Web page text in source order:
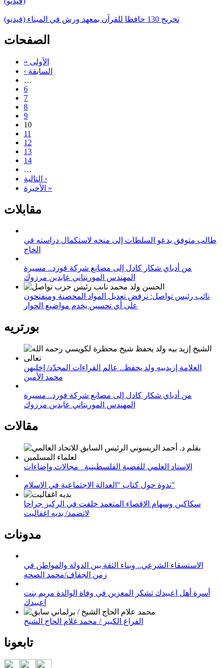
تخريج 130 حافظا للقرآن بمعهد ورش في الميناء (فيديو)
الصفحات
« الأولى
‹ السابقة
…
6
7
8
9
10
11
12
13
14
…
التالية ›
الأخيرة »
مقابلات
طالب متوفق يدعو السلطات إلى منحه لاستكمال دراسته في
الخاج
من أدباي شكار كادل إلى مصانع شركة فورد.. مسيرة
المهندس الموريتاني عابدين مرزوك
نائب رئيس تواصل: نرفض تعديل المواد المحصنة ومنفتحون
على أي تحسين يخدم مواضيع الحوار
بورتريه
العلامة إزيدبيه ولد يحفظ.. عالم القراءات المجدّد/ إخليهن
محمد الأمين
من أدباي شكار كادل إلى مصانع شركة فورد.. مسيرة
المهندس الموريتاني عابدين مرزوك
مقالات
الإسناد العلمي للقضية الفلسطينية_ مجالات وإضاءات
ندوة حول كتاب "العدالة الاجتماعية في الإسلام"
سكاكين وسهام الإقصاء المتعمد خلفت في الركيز جراحا
لاتضمد/ بديه اغفاليت
مدونات
الاستسقاء الشرعي.. وبناء الثقة بين الدولة والمواطن في
زمن الجفاف/محمد الصحه
أسرة أهل اعبيدك تشكر المعزين في وفاة الوالدة مريم بنت
اعبيدك
الفراغ الكبير / محمد غلام الحاج الشيخ
تابعونا